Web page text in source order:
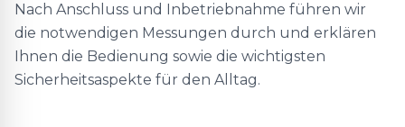
Nach Anschluss und Inbetriebnahme führen wir
die notwendigen Messungen durch und erklären
Ihnen die Bedienung sowie die wichtigsten
Sicherheitsaspekte für den Alltag.